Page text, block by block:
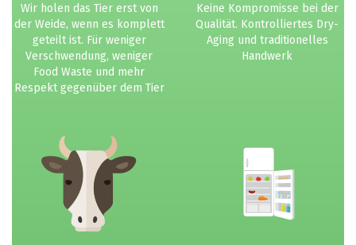
Wir holen das Tier erst von
der Weide, wenn es komplett
geteilt ist. Für weniger
Verschwendung, weniger
Food Waste und mehr
Respekt gegenüber dem Tier
Keine Kompromisse bei der
Qualität. Kontrolliertes Dry-
Aging und traditionelles
Handwerk